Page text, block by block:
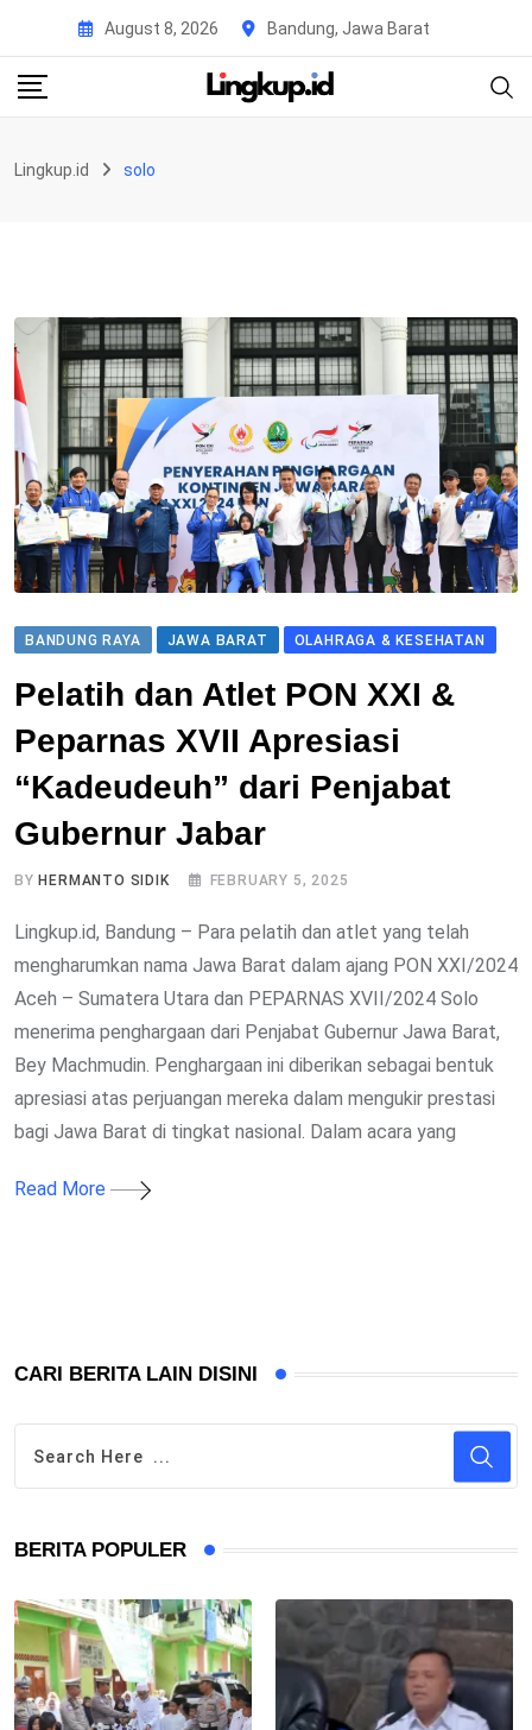
content
August 8, 2026 Bandung, Jawa Barat
Lingkup.id solo
BANDUNG RAYA JAWA BARAT OLAHRAGA & KESEHATAN
Pelatih dan Atlet PON XXI &
Peparnas XVII Apresiasi
“Kadeudeuh” dari Penjabat
Gubernur Jabar
BY HERMANTO SIDIK FEBRUARY 5, 2025
Lingkup.id, Bandung – Para pelatih dan atlet yang telah
mengharumkan nama Jawa Barat dalam ajang PON XXI/2024
Aceh – Sumatera Utara dan PEPARNAS XVII/2024 Solo
menerima penghargaan dari Penjabat Gubernur Jawa Barat,
Bey Machmudin. Penghargaan ini diberikan sebagai bentuk
apresiasi atas perjuangan mereka dalam mengukir prestasi
bagi Jawa Barat di tingkat nasional. Dalam acara yang
Read More
CARI BERITA LAIN DISINI
BERITA POPULER